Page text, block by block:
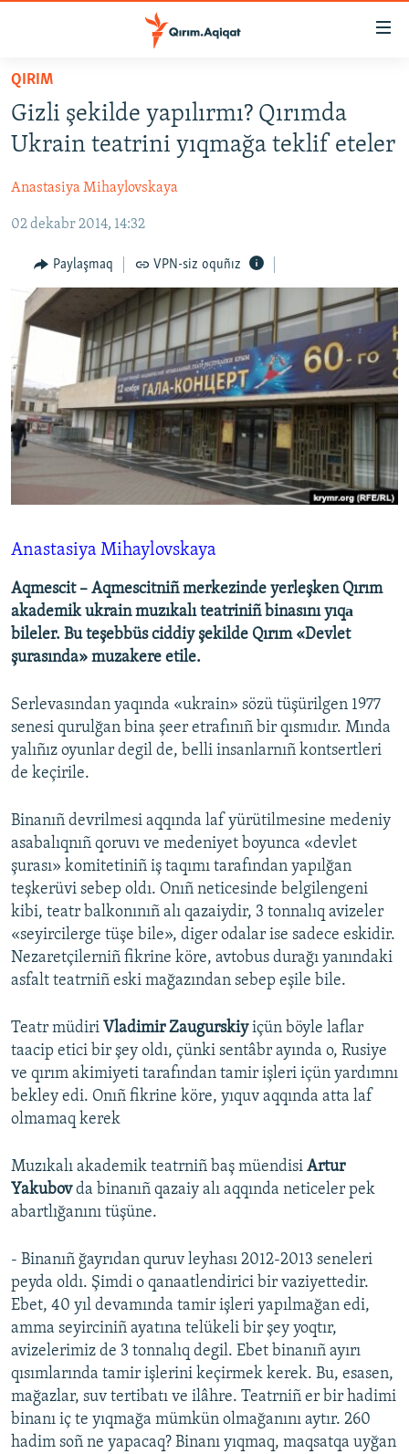
Esas
qaytmaq
Baş
qaytmaq
qaytmaq
HABERLER
SİYASET
CEMİYET
MEDENİYET
İNSAN AQLARI
VİDEO
SÜRET
BLOGLAR
FİKİR
Русский
Українською
RFE/RS bütün saytları
QIRIM
Gizli şekilde yapılırmı? Qırımda
Ukrain teatrini yıqmağa teklif eteler
Anastasiya Mihaylovskaya
02 dekabr 2014, 14:32
Paylaşmaq VPN-siz oquñız
Anastasiya Mihaylovskaya
Aqmescit – Aqmescitniñ merkezinde yerleşken Qırım
akademik ukrain muzıkalı teatriniñ binasını yıqа
bileler. Bu teşebbüs ciddiy şekilde Qırım «Devlet
şurasında» muzakere etile.
Serlevasından yaqında «ukrain» sözü tüşürilgen 1977
senesi qurulğan bina şeer etrafınıñ bir qısmıdır. Mında
yalıñız oyunlar degil de, belli insanlarnıñ kontsertleri
de keçirile.
Binanıñ devrilmesi aqqında laf yürütilmesine medeniy
asabalıqnıñ qoruvı ve medeniyet boyunca «devlet
şurası» komitetiniñ iş taqımı tarafından yapılğan
teşkerüvi sebep oldı. Onıñ neticesinde belgilengeni
kibi, teatr balkonınıñ alı qazaiydir, 3 tonnalıq avizeler
«seyircilerge tüşe bile», diger odalar ise sadece eskidir.
Nezaretçilerniñ fikrine köre, avtobus durağı yanındaki
asfalt teatrniñ eski mağazından sebep eşile bile.
Teatr müdiri Vladimir Zaugurskiyiçün böyle laflar
taacip etici bir şey oldı, çünki sentâbr ayında o, Rusiye
ve qırım akimiyeti tarafından tamir işleri içün yardımnı
bekley edi. Onıñ fikrine köre, yıquv aqqında atta laf
olmamaq kerek
Muzıkalı akademik teatrniñ baş müendisi Artur
Yakubovda binanıñ qazaiy alı aqqında neticeler pek
abartlığanını tüşüne.
- Binanıñ ğayrıdan quruv leyhası 2012-2013 seneleri
peyda oldı. Şimdi o qanaatlendirici bir vaziyettedir.
Ebet, 40 yıl devamında tamir işleri yapılmağan edi,
amma seyirciniñ ayatına telükeli bir şey yoqtır,
avizelerimiz de 3 tonnalıq degil. Ebet binanıñ ayırı
qısımlarında tamir işlerini keçirmek kerek. Bu, esasen,
mağazlar, suv tertibatı ve ilâhre. Teatrniñ er bir hadimi
binanı iç te yıqmağa mümkün olmağanını aytır. 260
hadim soñ ne yapacaq? Binanı yıqmaq, maqsatqa uyğan